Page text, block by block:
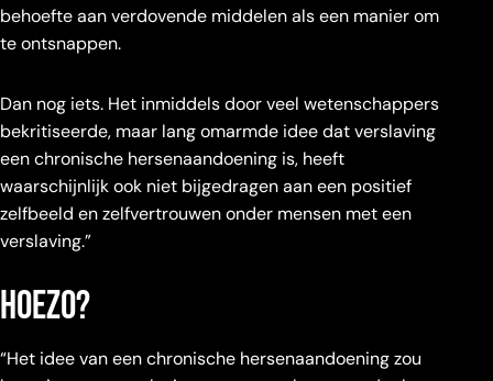
behoefte aan verdovende middelen als een manier om
te ontsnappen.
Dan nog iets. Het inmiddels door veel wetenschappers
bekritiseerde, maar lang omarmde idee dat verslaving
een chronische hersenaandoening is, heeft
waarschijnlijk ook niet bijgedragen aan een positief
zelfbeeld en zelfvertrouwen onder mensen met een
verslaving.”
hoezo?
“Het idee van een chronische hersenaandoening zou